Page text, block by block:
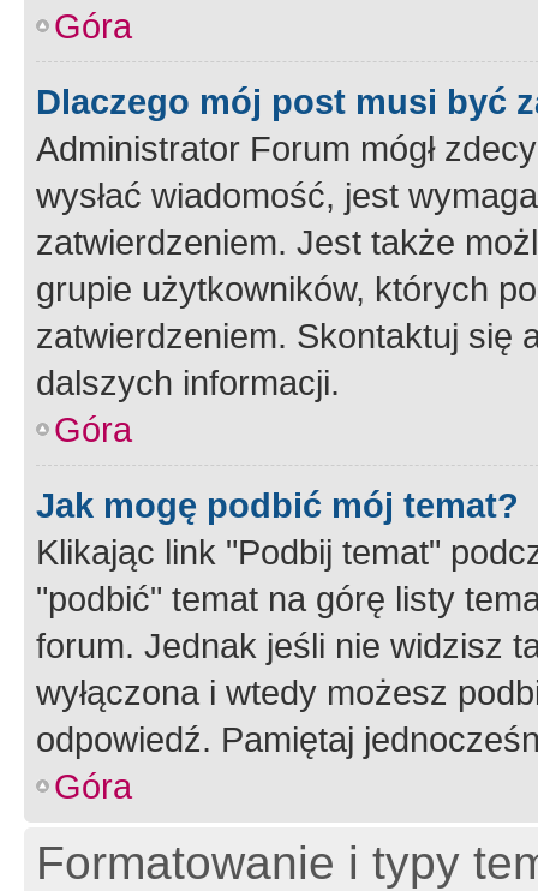
Góra
Dlaczego mój post musi być
Administrator Forum mógł
wysłać wiadomość, jest
zatwierdzeniem. Jest także
grupie użytkowników, których
zatwierdzeniem. Skontaktuj się
dalszych informacji.
Góra
Jak mogę podbić mój temat?
Klikając link "Podbij temat"
"podbić" temat na górę listy
forum. Jednak jeśli nie widzisz
wyłączona i wtedy możesz
odpowiedź. Pamiętaj
Góra
Formatowanie i typy